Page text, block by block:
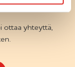
ottaa yhteyttä,